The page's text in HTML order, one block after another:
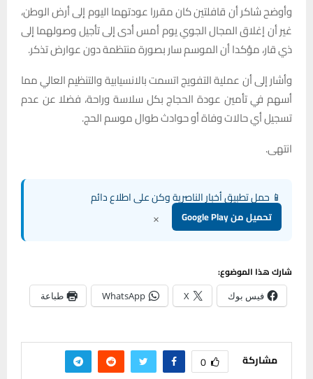
وأوضح شاكر أن قافلتين كان مقررا عودتهما اليوم إلى أرض الوطن،
غير أن إغلاق المجال الجوي يوم أمس أدى إلى تأجيل وصولهما إلى
ذي قار، مؤكدا أن الموسم سار بصورة منتظمة دون عوارض تذكر.
وأشار إلى أن عملية التفويج اتسمت بالانسيابية والتنظيم العالي مما
أسهم في تأمين عودة الحجاج بكل سلاسة وراحة، فضلا عن عدم
تسجيل أي حالات وفاة أو حوادث طوال موسم الحج.
انتهى.
📱 حمل تطبيق أخبار الناصرية وكن على اطلاع دائم
تحميل من Google Play ×
شارك هذا الموضوع:
فيس بوك X
WhatsApp طباعة
مشاركة 0